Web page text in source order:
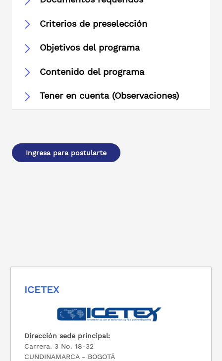
Criterios de preselección
Objetivos del programa
Contenido del programa
Tener en cuenta (Observaciones)
Ingresa para postularte
ICETEX
Dirección sede principal:
Carrera. 3 No. 18-32
CUNDINAMARCA - BOGOTÁ